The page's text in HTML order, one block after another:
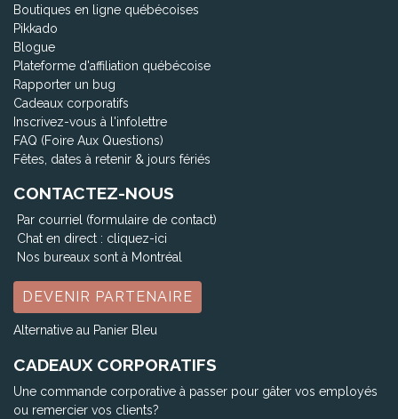
Boutiques en ligne québécoises
Pikkado
Blogue
Plateforme d'affiliation québécoise
Rapporter un bug
Cadeaux corporatifs
Inscrivez-vous à l'infolettre
FAQ (Foire Aux Questions)
Fêtes, dates à retenir & jours fériés
CONTACTEZ-NOUS
Par courriel (formulaire de contact)
Chat en direct : cliquez-ici
Nos bureaux sont à Montréal
DEVENIR PARTENAIRE
Alternative au Panier Bleu
CADEAUX CORPORATIFS
Une commande corporative à passer pour gâter vos employés
ou remercier vos clients?